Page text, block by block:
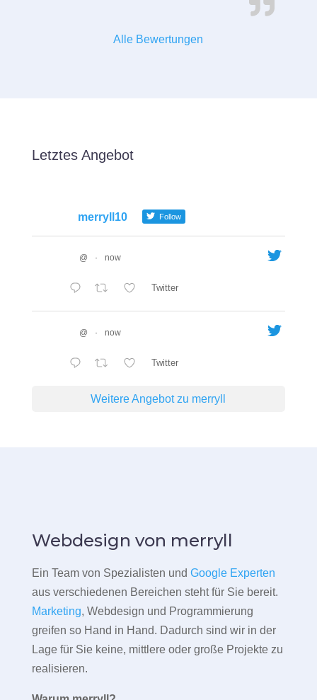
Alle Bewertungen
Letztes Angebot
merryll10 Follow
@ · now
Twitter
@ · now
Twitter
Weitere Angebot zu merryll
Webdesign von merryll
Ein Team von Spezialisten und Google Experten
aus verschiedenen Bereichen steht für Sie bereit.
Marketing, Webdesign und Programmierung
greifen so Hand in Hand. Dadurch sind wir in der
Lage für Sie keine, mittlere oder große Projekte zu
realisieren.